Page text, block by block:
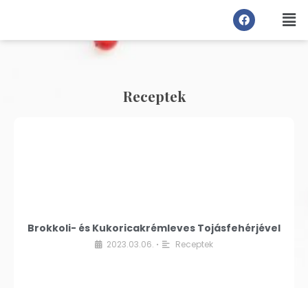
Receptek
Brokkoli- és Kukoricakrémleves Tojásfehérjével
2023.03.06. • Receptek